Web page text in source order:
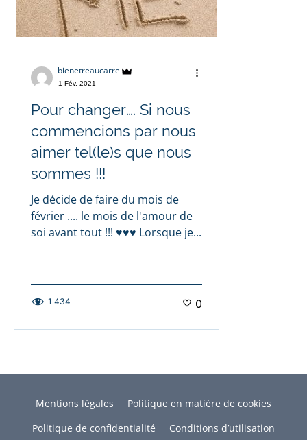
bienetreaucarre
1 Fév. 2021
Pour changer…. Si nous
commencions par nous
aimer tel(le)s que nous
sommes !!!
Je décide de faire du mois de
février .... le mois de l'amour de
soi avant tout !!! ♥️♥️♥️ Lorsque je...
1 434 0
Mentions légales
Politique en matière de cookies
Politique de confidentialité
Conditions d’utilisation